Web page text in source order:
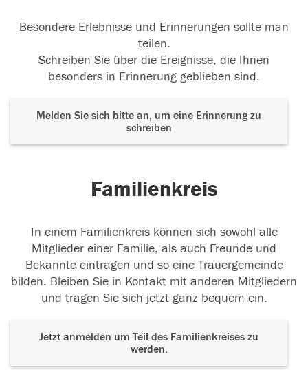
Besondere Erlebnisse und Erinnerungen sollte man
teilen.
Schreiben Sie über die Ereignisse, die Ihnen
besonders in Erinnerung geblieben sind.
Melden Sie sich bitte an, um eine Erinnerung zu
schreiben
Familienkreis
In einem Familienkreis können sich sowohl alle
Mitglieder einer Familie, als auch Freunde und
Bekannte eintragen und so eine Trauergemeinde
bilden. Bleiben Sie in Kontakt mit anderen Mitgliedern
und tragen Sie sich jetzt ganz bequem ein.
Jetzt anmelden um Teil des Familienkreises zu
werden.